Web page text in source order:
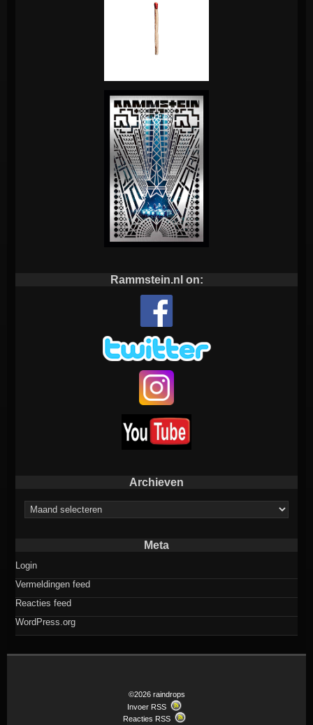
Rammstein.nl on:
Archieven
Archieven
Meta
Login
Vermeldingen feed
Reacties feed
WordPress.org
©2026 raindrops
Invoer RSS
Reacties RSS